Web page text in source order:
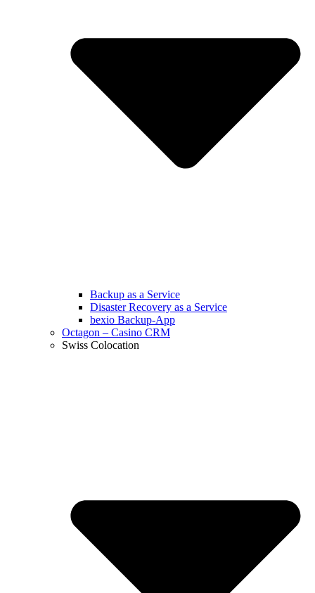
Backup as a Service
Disaster Recovery as a Service
bexio Backup-App
Octagon – Casino CRM
Swiss Colocation